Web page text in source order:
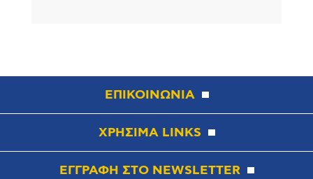
ΕΠΙΚΟΙΝΩΝΙΑ
ΧΡΗΣΙΜΑ LINKS
ΕΓΓΡΑΦΗ ΣΤΟ NEWSLETTER